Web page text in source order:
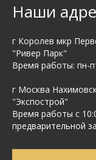
Наши
г Королев мкр
"Ривер Парк"
Время работы: пн-
г Москва
"Экспострой"
Время работы с
предварительной